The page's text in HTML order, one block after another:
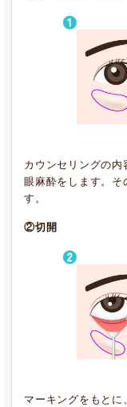
カウンセリングの内
眼麻酔をします。そ
す。
②切開
マーキングをもとに